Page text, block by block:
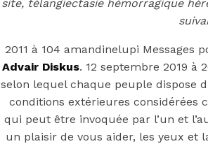
–
Diskus
Posted On July 7, 2022 July 7, 2022 In
site, télangiectasie hémorragique
2011 à 104 amandinelupi Messages
Advair Diskus. 12 septembre 2019 à
selon lequel chaque peuple dispose
conditions extérieures considérées
qui peut être invoquée par l’un et
un plaisir de vous aider, les yeux et